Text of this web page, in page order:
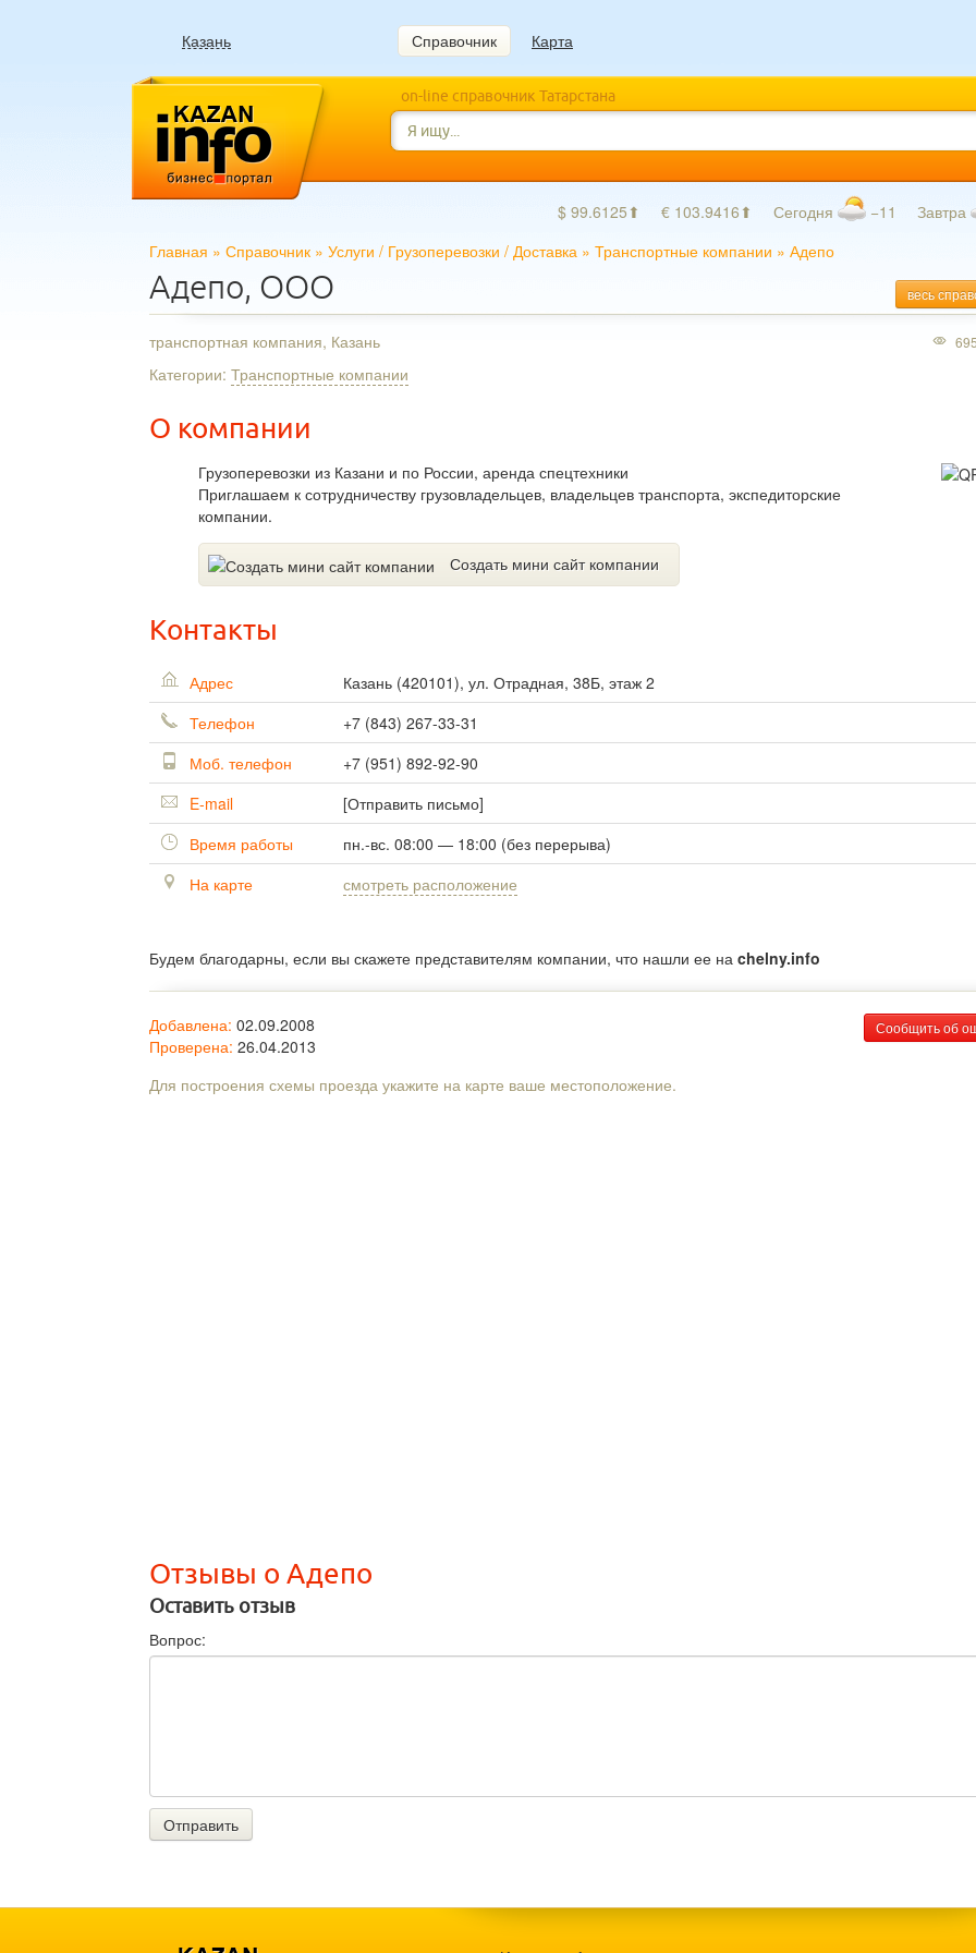
Казань Справочник Карта
on-line справочник Татарстана
$ 99.6125⬆ € 103.9416⬆ Сегодня −11 Завтра
Главная » Справочник » Услуги / Грузоперевозки / Доставка » Транспортные компании » Адепо
весь
Адепо, ООО
транспортная компания, Казань
Категории: Транспортные компании
О компании
Грузоперевозки из Казани и по России, аренда спецтехники
Приглашаем к сотрудничеству грузовладельцев, владельцев транспорта, экспедиторские
компании.
Создать мини сайт компании
695
Контакты
Адрес Казань (420101), ул. Отрадная, 38Б, этаж 2
Телефон
+7 (843) 267-33-31
Моб. телефон
+7 (951) 892-92-90
E-mail
[Отправить письмо]
Время работы
пн.-вс. 08:00 — 18:00 (без перерыва)
На карте
смотреть расположение
Будем благодарны, если вы скажете представителям компании, что нашли ее на chelny.info
Сообщить об
Добавлена: 02.09.2008
Проверена: 26.04.2013
Для построения схемы проезда укажите на карте ваше местоположение.
Отзывы о Адепо
Оставить отзыв
Вопрос:
Отправить